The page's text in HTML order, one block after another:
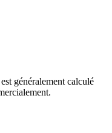
généralement calculé